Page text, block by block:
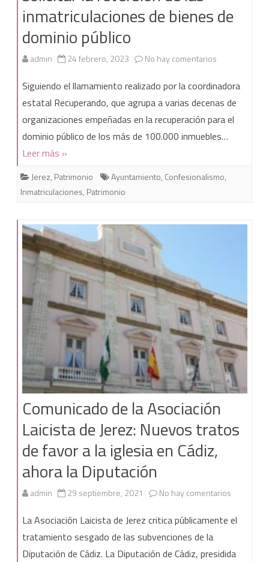
inmatriculaciones de bienes de
dominio público
admin 24 febrero, 2023 No hay comentarios
concentración
para
solicitar
reversión
las
de
dominio
público
Siguiendo el llamamiento realizado por la coordinadora
estatal Recuperando, que agrupa a varias decenas de
organizaciones empeñadas en la recuperación para el
dominio público de los más de 100.000 inmuebles…
Leer más »
Jerez, Patrimonio Ayuntamiento, Confesionalismo,
Inmatriculaciones, Patrimonio
Comunicado de la Asociación
Laicista de Jerez: Nuevos tratos
de favor a la iglesia en Cádiz,
ahora la Diputación
admin 29 septiembre, 2021 No hay comentarios
la
La Asociación Laicista de Jerez critica públicamente el
tratamiento sesgado de las subvenciones de la
Diputación de Cádiz. La Diputación de Cádiz, presidida